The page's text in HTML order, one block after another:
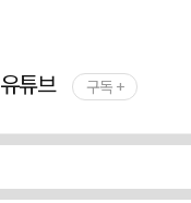
유튜브 구독 +